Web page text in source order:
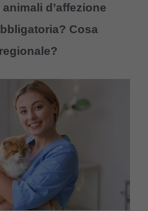
d’affezione
Cosa